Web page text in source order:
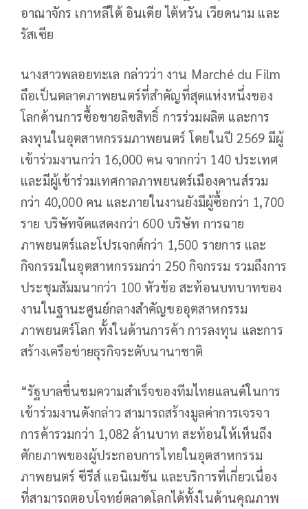
อาณาจักร เกาหลีใต้ อินเดีย ไต้หวัน เวียดนาม และ
รัสเซีย
นางสาวพลอยทะเล กล่าวว่า งาน Marché du Film
ถือเป็นตลาดภาพยนตร์ที่สำคัญที่สุดแห่งหนึ่งของ
โลกด้านการซื้อขายลิขสิทธิ์ การร่วมผลิต และการ
ลงทุนในอุตสาหกรรมภาพยนตร์ โดยในปี 2569 มีผู้
เข้าร่วมงานกว่า 16,000 คน จากกว่า 140 ประเทศ
และมีผู้เข้าร่วมเทศกาลภาพยนตร์เมืองคานส์รวม
กว่า 40,000 คน และภายในงานยังมีผู้ซื้อกว่า 1,700
ราย บริษัทจัดแสดงกว่า 600 บริษัท การฉาย
ภาพยนตร์และโปรเจกต์กว่า 1,500 รายการ และ
กิจกรรมในอุตสาหกรรมกว่า 250 กิจกรรม รวมถึงการ
ประชุมสัมมนากว่า 100 หัวข้อ สะท้อนบทบาทของ
งานในฐานะศูนย์กลางสำคัญขออุตสาหกรรม
ภาพยนตร์โลก ทั้งในด้านการค้า การลงทุน และการ
สร้างเครือข่ายธุรกิจระดับนานาชาติ
“รัฐบาลชื่นชมความสำเร็จของทีมไทยแลนด์ในการ
เข้าร่วมงานดังกล่าว สามารถสร้างมูลค่าการเจรจา
การค้ารวมกว่า 1,082 ล้านบาท สะท้อนให้เห็นถึง
ศักยภาพของผู้ประกอบการไทยในอุตสาหกรรม
ภาพยนตร์ ซีรีส์ แอนิเมชัน และบริการที่เกี่ยวเนื่อง
ที่สามารถตอบโจทย์ตลาดโลกได้ทั้งในด้านคุณภาพ